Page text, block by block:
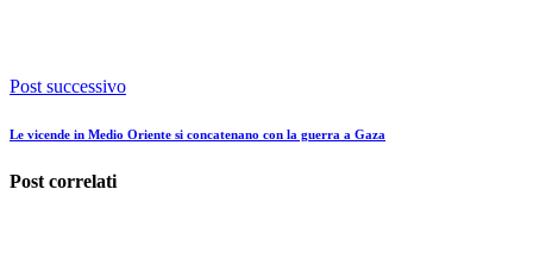
Post successivo
Le vicende in Medio Oriente si concatenano con la guerra a Gaza
Post correlati